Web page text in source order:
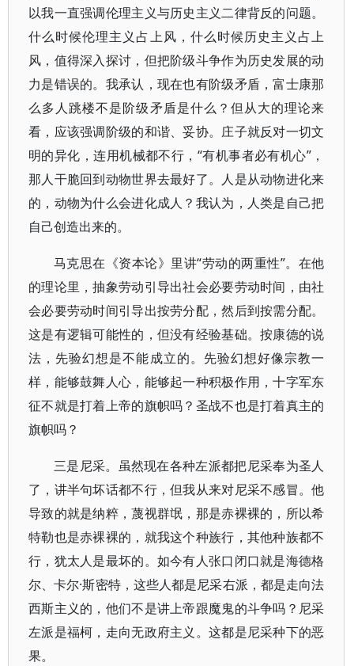
以我一直强调伦理主义与历史主义二律背反的问题。
什么时候伦理主义占上风，什么时候历史主义占上
风，值得深入探讨，但把阶级斗争作为历史发展的动
力是错误的。我承认，现在也有阶级矛盾，富士康那
么多人跳楼不是阶级矛盾是什么？但从大的理论来
看，应该强调阶级的和谐、妥协。庄子就反对一切文
明的异化，连用机械都不行，“有机事者必有机心”，
那人干脆回到动物世界去最好了。人是从动物进化来
的，动物为什么会进化成人？我认为，人类是自己把
自己创造出来的。
马克思在《资本论》里讲“劳动的两重性”。在他
的理论里，抽象劳动引导出社会必要劳动时间，由社
会必要劳动时间引导出按劳分配，然后到按需分配。
这是有逻辑可能性的，但没有经验基础。按康德的说
法，先验幻想是不能成立的。先验幻想好像宗教一
样，能够鼓舞人心，能够起一种积极作用，十字军东
征不就是打着上帝的旗帜吗？圣战不也是打着真主的
旗帜吗？
三是尼采。虽然现在各种左派都把尼采奉为圣人
了，讲半句坏话都不行，但我从来对尼采不感冒。他
导致的就是纳粹，蔑视群氓，那是赤裸裸的，所以希
特勒也是赤裸裸的，就我这个种族行，其他种族都不
行，犹太人是最坏的。如今有人张口闭口就是海德格
尔、卡尔·斯密特，这些人都是尼采右派，都是走向法
西斯主义的，他们不是讲上帝跟魔鬼的斗争吗？尼采
左派是福柯，走向无政府主义。这都是尼采种下的恶
果。